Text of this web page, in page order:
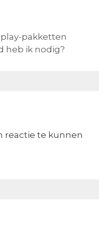
pakketten
heb ik nodig?
reactie te kunnen